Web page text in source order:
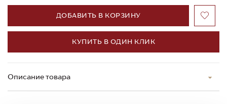
ДОБАВИТЬ В КОРЗИНУ
КУПИТЬ В ОДИН КЛИК
Описание товара